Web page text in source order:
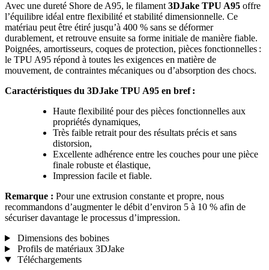
Avec une dureté Shore de A95, le filament 3DJake TPU A95 offre
l’équilibre idéal entre flexibilité et stabilité dimensionnelle. Ce
matériau peut être étiré jusqu’à 400 % sans se déformer
durablement, et retrouve ensuite sa forme initiale de manière fiable.
Poignées, amortisseurs, coques de protection, pièces fonctionnelles :
le TPU A95 répond à toutes les exigences en matière de
mouvement, de contraintes mécaniques ou d’absorption des chocs.
Caractéristiques du 3DJake TPU A95 en bref :
Haute flexibilité pour des pièces fonctionnelles aux
propriétés dynamiques,
Très faible retrait pour des résultats précis et sans
distorsion,
Excellente adhérence entre les couches pour une pièce
finale robuste et élastique,
Impression facile et fiable.
Remarque : Pour une extrusion constante et propre, nous
recommandons d’augmenter le débit d’environ 5 à 10 % afin de
sécuriser davantage le processus d’impression.
Dimensions des bobines
Profils de matériaux 3DJake
Téléchargements